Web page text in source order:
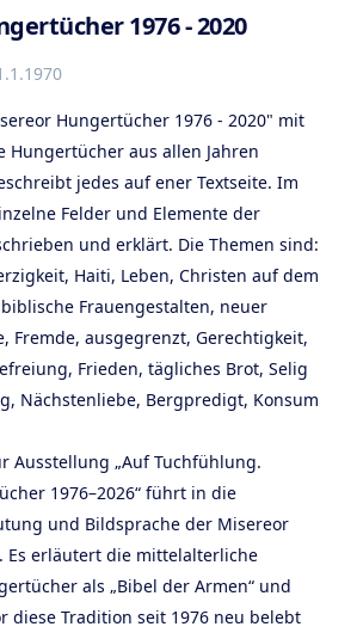
1976 - 2020
Hungertücher 1976 - 2020" mit
Hungertücher aus allen Jahren
jedes auf ener Textseite. Im
Felder und Elemente der
und erklärt. Die Themen sind:
Haiti, Leben, Christen auf dem
Frauengestalten, neuer
Fremde, ausgegrenzt, Gerechtigkeit,
Frieden, tägliches Brot, Selig
Nächstenliebe, Bergpredigt, Konsum
Ausstellung „Auf Tuchfühlung.
1976–2026“ führt in die
und Bildsprache der Misereor
Es erläutert die mittelalterliche
als „Bibel der Armen“ und
diese Tradition seit 1976 neu belebt